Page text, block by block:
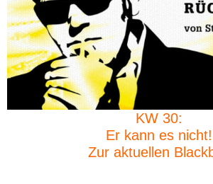
KW 30:
Er kann es nicht!
Zur aktuellen